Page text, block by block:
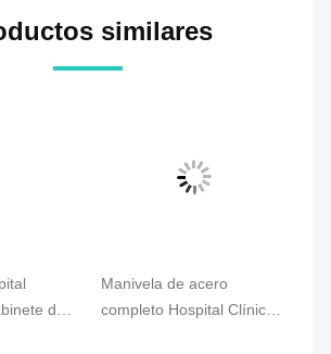
similares
de
Manivela de acero
completo Hospital Clínica